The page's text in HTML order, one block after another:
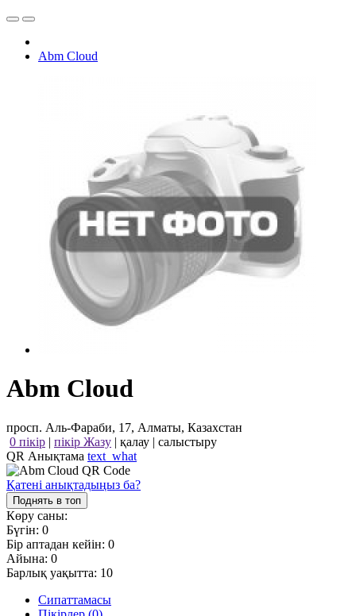
Abm Cloud
Abm Cloud
просп. Аль-Фараби, 17, Алматы, Казахстан
0 пікір | пікір Жазу | қалау | салыстыру
QR Анықтама text_what
Қатені анықтадыңыз ба?
Поднять в топ
Көру саны:
Бүгін: 0
Бір аптадан кейін: 0
Айына: 0
Барлық уақытта: 10
Сипаттамасы